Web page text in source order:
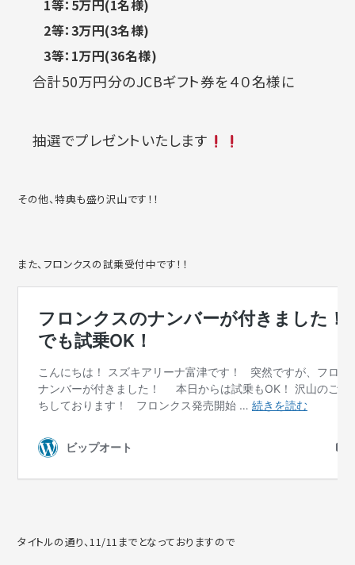
1等：5万円(1名様)
2等：3万円(3名様)
3等：1万円(36名様)
合計50万円分のJCBギフト券を４０名様に
抽選でプレゼントいたします
その他、特典も盛り沢山です！！
また、フロンクスの試乗受付中です！！
タイトルの通り、11/11までとなっておりますので